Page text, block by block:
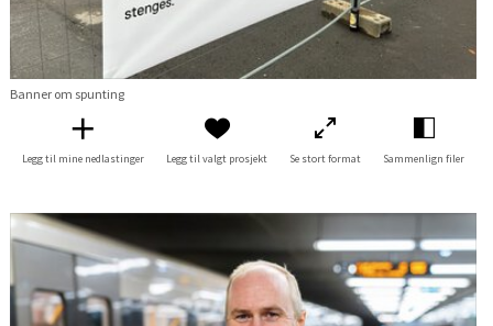
Banner om spunting
Legg til mine nedlastinger Legg til valgt prosjekt Se stort format Sammenlign filer